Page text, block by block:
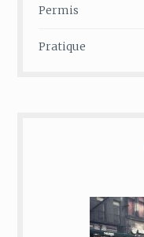
Permis
Pratique